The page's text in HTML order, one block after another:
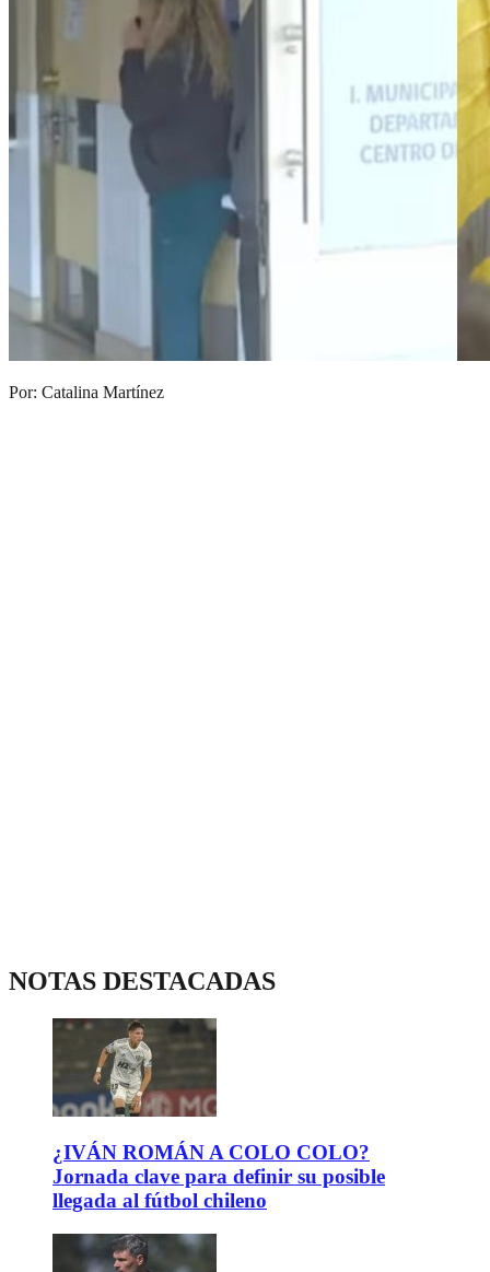
Por: Catalina Martínez
NOTAS DESTACADAS
¿IVÁN ROMÁN A COLO COLO?
Jornada clave para definir su posible
llegada al fútbol chileno